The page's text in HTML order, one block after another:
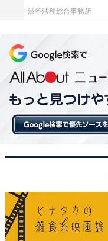
渋谷法務総合事務所